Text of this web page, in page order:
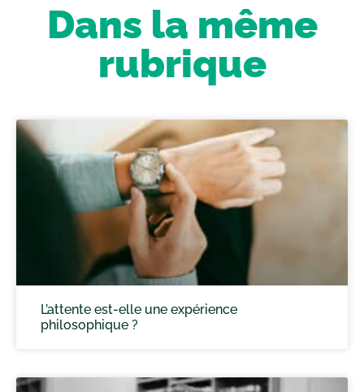
Dans la même
rubrique
L’attente est-elle une expérience
philosophique ?